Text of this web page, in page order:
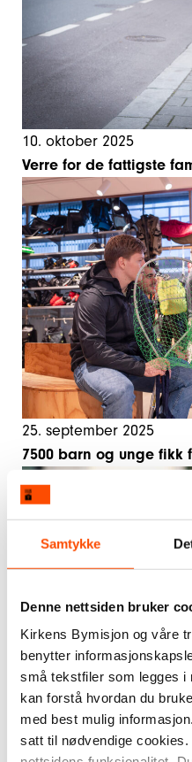
Samtykke
Denne nettsiden bruker
Kirkens Bymisjon og våre
benytter
små tekstfiler som legges
kan forstå hvordan du
med best mulig
satt til nødvendige
10. oktober 2025
Verre for de fattigste
25. september 2025
7500 barn og unge fikk
23. mai 2025
Lovbrudd: Norge